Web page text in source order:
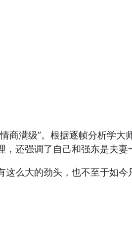
商满级”。根据逐帧分析学
还强调了自己和强东是夫妻
么大的劲头，也不至于如